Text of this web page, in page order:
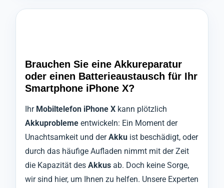
Brauchen Sie eine Akkureparatur
oder einen Batterieaustausch für Ihr
Smartphone iPhone X?
Ihr Mobiltelefon iPhone X kann plötzlich
Akkuprobleme entwickeln: Ein Moment der
Unachtsamkeit und derAkku ist beschädigt, oder
durch das häufige Aufladen nimmt mit der Zeit
die Kapazität des Akkus ab. Doch keine Sorge,
wir sind hier, um Ihnen zu helfen. Unsere Experten